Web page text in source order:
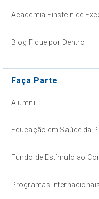
Academia Einstein de
Blog Fique por Dentro
Faça Parte
Alumni
Educação em Saúde da
Fundo de Estímulo ao
Programas